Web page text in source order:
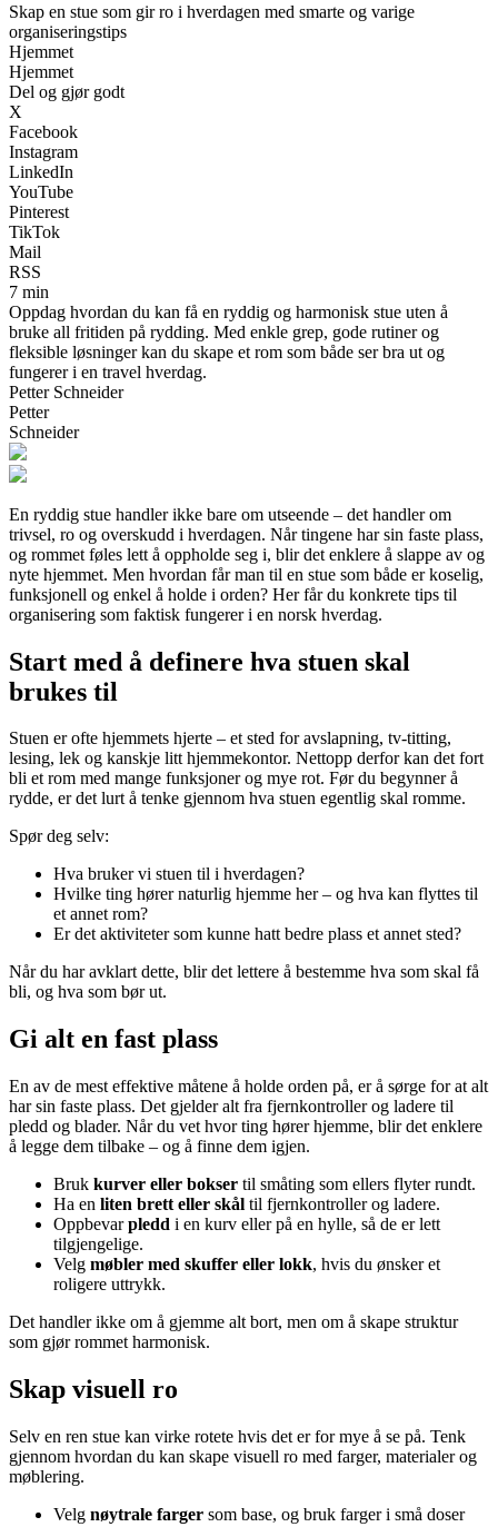
Skap en stue som gir ro i hverdagen med smarte og varige
organiseringstips
Hjemmet
Hjemmet
Del og gjør godt
X
Facebook
Instagram
LinkedIn
YouTube
Pinterest
TikTok
Mail
RSS
7 min
Oppdag hvordan du kan få en ryddig og harmonisk stue uten å
bruke all fritiden på rydding. Med enkle grep, gode rutiner og
fleksible løsninger kan du skape et rom som både ser bra ut og
fungerer i en travel hverdag.
Petter Schneider
Petter
Schneider
En ryddig stue handler ikke bare om utseende – det handler om
trivsel, ro og overskudd i hverdagen. Når tingene har sin faste plass,
og rommet føles lett å oppholde seg i, blir det enklere å slappe av og
nyte hjemmet. Men hvordan får man til en stue som både er koselig,
funksjonell og enkel å holde i orden? Her får du konkrete tips til
organisering som faktisk fungerer i en norsk hverdag.
Start med å definere hva stuen skal
brukes til
Stuen er ofte hjemmets hjerte – et sted for avslapning, tv-titting,
lesing, lek og kanskje litt hjemmekontor. Nettopp derfor kan det fort
bli et rom med mange funksjoner og mye rot. Før du begynner å
rydde, er det lurt å tenke gjennom hva stuen egentlig skal romme.
Spør deg selv:
Hva bruker vi stuen til i hverdagen?
Hvilke ting hører naturlig hjemme her – og hva kan flyttes til
et annet rom?
Er det aktiviteter som kunne hatt bedre plass et annet sted?
Når du har avklart dette, blir det lettere å bestemme hva som skal få
bli, og hva som bør ut.
Gi alt en fast plass
En av de mest effektive måtene å holde orden på, er å sørge for at alt
har sin faste plass. Det gjelder alt fra fjernkontroller og ladere til
pledd og blader. Når du vet hvor ting hører hjemme, blir det enklere
å legge dem tilbake – og å finne dem igjen.
Bruk kurver eller bokser til småting som ellers flyter rundt.
Ha en liten brett eller skål til fjernkontroller og ladere.
Oppbevarpledd i en kurv eller på en hylle, så de er lett
tilgjengelige.
Velg møbler med skuffer eller lokk, hvis du ønsker et
roligere uttrykk.
Det handler ikke om å gjemme alt bort, men om å skape struktur
som gjør rommet harmonisk.
Skap visuell ro
Selv en ren stue kan virke rotete hvis det er for mye å se på. Tenk
gjennom hvordan du kan skape visuell ro med farger, materialer og
møblering.
Velg nøytrale farger som base, og bruk farger i små doser